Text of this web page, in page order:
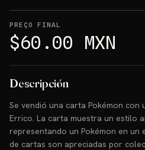
PREÇO FINAL
$60.00 MXN
Descripción
Se vendió una carta Pokémon con
Errico. La carta muestra un estilo
representando un Pokémon en
de cartas son apreciadas por